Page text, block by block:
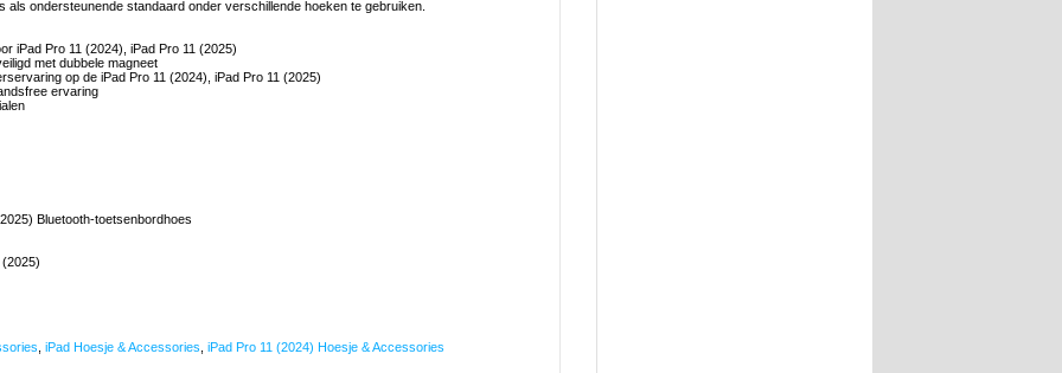
ondersteunende standaard onder verschillende hoeken te gebruiken.
iPad Pro 11 (2024), iPad Pro 11 (2025)
met dubbele magneet
op de iPad Pro 11 (2024), iPad Pro 11 (2025)
ervaring
Bluetooth-toetsenbordhoes
iPad Hoesje & Accessories iPad Pro 11 (2024) Hoesje & Accessories